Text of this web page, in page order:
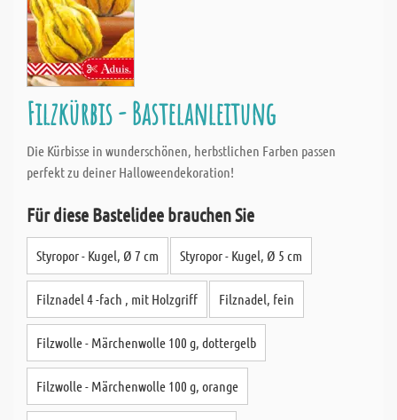
Filzkürbis - Bastelanleitung
Die Kürbisse in wunderschönen, herbstlichen Farben passen
perfekt zu deiner Halloweendekoration!
Für diese Bastelidee brauchen Sie
Styropor - Kugel, Ø 7 cm Styropor - Kugel, Ø 5 cm
Filznadel 4 -fach , mit Holzgriff Filznadel, fein
Filzwolle - Märchenwolle 100 g, dottergelb
Filzwolle - Märchenwolle 100 g, orange